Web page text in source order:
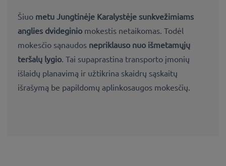
Šiuo metu Jungtinėje Karalystėje sunkvežimiams
anglies dvideginio mokestis netaikomas. Todėl
mokesčio sąnaudos nepriklauso nuo išmetamųjų
teršalų lygio. Tai supaprastina transporto įmonių
išlaidų planavimą ir užtikrina skaidrų sąskaitų
išrašymą be papildomų aplinkosaugos mokesčių.